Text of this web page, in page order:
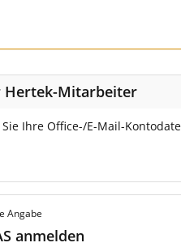
Hertek-Mitarbeiter
Ihre Office-/E-Mail-
Angabe
anmelden